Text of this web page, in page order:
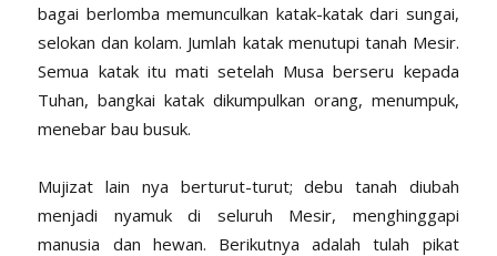
bagai berlomba memunculkan katak-katak dari sungai,
selokan dan kolam. Jumlah katak menutupi tanah Mesir.
Semua katak itu mati setelah Musa berseru kepada
Tuhan, bangkai katak dikumpulkan orang, menumpuk,
menebar bau busuk.
Mujizat lain nya berturut-turut; debu tanah diubah
menjadi nyamuk di seluruh Mesir, menghinggapi
manusia dan hewan. Berikutnya adalah tulah pikat